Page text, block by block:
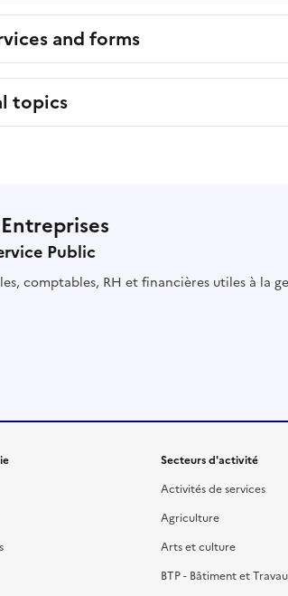
and forms
topics
Public
comptables, RH et financières utiles à la
Secteurs d'activité
Activités de services
Agriculture
Arts et culture
BTP - Bâtiment et